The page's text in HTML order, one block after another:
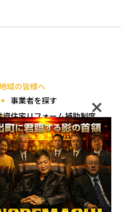
資
込
域の皆様へ
事業者を探す
住宅リフォーム補助制度
ひので匠・逸品運動
ひのでカード会